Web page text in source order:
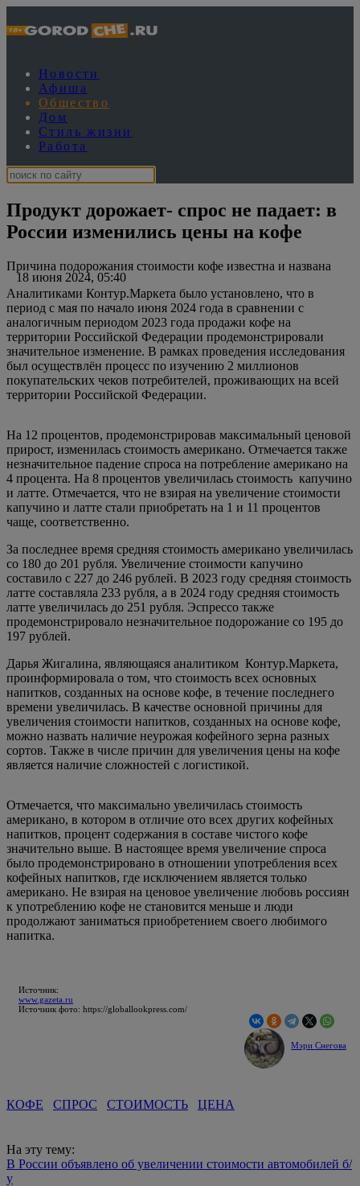
Новости
Афиша
Общество
Дом
Стиль жизни
Работа
Продукт дорожает- спрос не падает: в
России изменились цены на кофе
18 июня 2024, 05:40
Причина подорожания стоимости кофе известна и названа
Аналитиками Контур.Маркета было установлено, что в
период с мая по начало июня 2024 года в сравнении с
аналогичным периодом 2023 года продажи кофе на
территории Российской Федерации продемонстрировали
значительное изменение. В рамках проведения исследования
был осуществлён процесс по изучению 2 миллионов
покупательских чеков потребителей, проживающих на всей
территории Российской Федерации.
На 12 процентов, продемонстрировав максимальный ценовой
прирост, изменилась стоимость американо. Отмечается также
незначительное падение спроса на потребление американо на
4 процента. На 8 процентов увеличилась стоимость капучино
и латте. Отмечается, что не взирая на увеличение стоимости
капучино и латте стали приобретать на 1 и 11 процентов
чаще, соответственно.
За последнее время средняя стоимость американо увеличилась
со 180 до 201 рубля. Увеличение стоимости капучино
составило с 227 до 246 рублей. В 2023 году средняя стоимость
латте составляла 233 рубля, а в 2024 году средняя стоимость
латте увеличилась до 251 рубля. Эспрессо также
продемонстрировало незначительное подорожание со 195 до
197 рублей.
Дарья Жигалина, являющаяся аналитиком Контур.Маркета,
проинформировала о том, что стоимость всех основных
напитков, созданных на основе кофе, в течение последнего
времени увеличилась. В качестве основной причины для
увеличения стоимости напитков, созданных на основе кофе,
можно назвать наличие неурожая кофейного зерна разных
сортов. Также в числе причин для увеличения цены на кофе
является наличие сложностей с логистикой.
Отмечается, что максимально увеличилась стоимость
американо, в котором в отличие ото всех других кофейных
напитков, процент содержания в составе чистого кофе
значительно выше. В настоящее время увеличение спроса
было продемонстрировано в отношении употребления всех
кофейных напитков, где исключением является только
американо. Не взирая на ценовое увеличение любовь россиян
к употреблению кофе не становится меньше и люди
продолжают заниматься приобретением своего любимого
напитка.
Источник:
www.gazeta.ru
Источник фото: https://globallookpress.com/
Мэри Снегова
КОФЕ СПРОС СТОИМОСТЬ ЦЕНА
На эту тему:
В России объявлено об увеличении стоимости автомобилей б/
у